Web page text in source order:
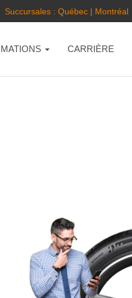
Succursales : Québec | Montréal
CARRIÈRE